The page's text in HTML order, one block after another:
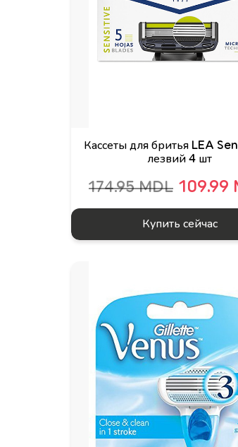
Кассеты для бритья LEA
лезвий 4 шт
174.95 MDL 109.99
Купить сейчас